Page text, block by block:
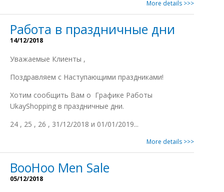
More details >>>
Работа в праздничные дни
14/12/2018
Уважаемые Клиенты ,
Поздравляем с Наступающими праздниками!
Xотим сообщить Вам о Графике Работы
UkayShopping в праздничные дни.
24 , 25 , 26 , 31/12/2018 и 01/01/2019...
More details >>>
BooHoo Men Sale
05/12/2018